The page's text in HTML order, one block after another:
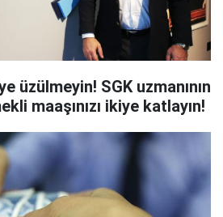
üzülmeyin! SGK uzmanının
maaşınızı ikiye katlayın!